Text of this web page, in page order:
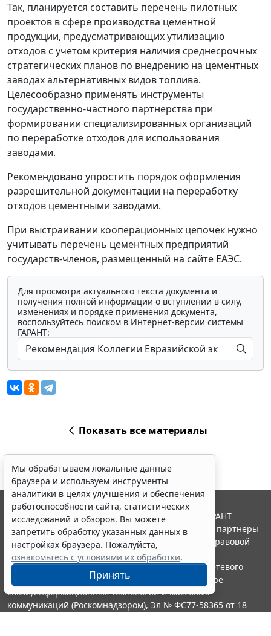
Так, планируется составить перечень пилотных
проектов в сфере производства цементной
продукции, предусматривающих утилизацию
отходов с учетом критерия наличия среднесрочных
стратегических планов по внедрению на цементных
заводах альтернативных видов топлива.
Целесообразно применять инструменты
государственно-частного партнерства при
формировании специализированных организаций
по переработке отходов для использования
заводами.
Рекомендовано упростить порядок оформления
разрешительной документации на переработку
отходов цементными заводами.
При выстраивании кооперационных цепочек нужно
учитывать перечень цементных предприятий
государств-членов, размещенный на сайте ЕАЭС.
Для просмотра актуального текста документа и
получения полной информации о вступлении в силу,
изменениях и порядке применения документа,
воспользуйтесь поиском в Интернет-версии системы
ГАРАНТ:
Показать все материалы
Мы обрабатываем локальные данные
браузера и используем инструменты
аналитики в целях улучшения и обеспечения
работоспособности сайта, статистических
исследований и обзоров. Вы можете
запретить обработку указанных данных в
настройках браузера. Пожалуйста,
ознакомьтесь с условиями их обработки.
Принять
© ООО "НПП "ГАРАНТ-СЕРВИС", 2026. Система ГАРАНТ
выпускается с 1990 года. Компания "Гарант" и ее партнеры
являются участниками Российской ассоциации правовой
информации ГАРАНТ.
Портал ГАРАНТ.РУ зарегистрирован в качестве сетевого
издания Федеральной службой по надзору в сфере
связи,информационных технологий и массовых
коммуникаций (Роскомнадзором), Эл № ФС77-58365 от 18